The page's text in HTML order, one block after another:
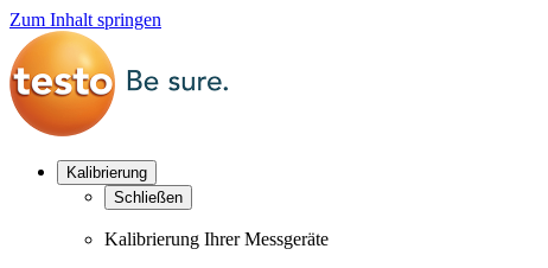
Zum Inhalt springen
Kalibrierung
Schließen
Kalibrierung Ihrer Messgeräte